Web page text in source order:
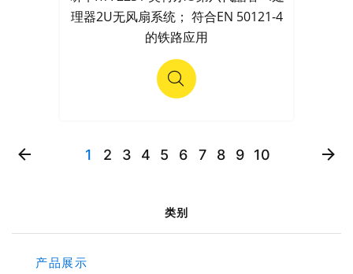
理器2U无风扇系统； 符合EN 50121-4
的铁路应用
1 2 3 4 5 6 7 8 9 10
类别
产品展示